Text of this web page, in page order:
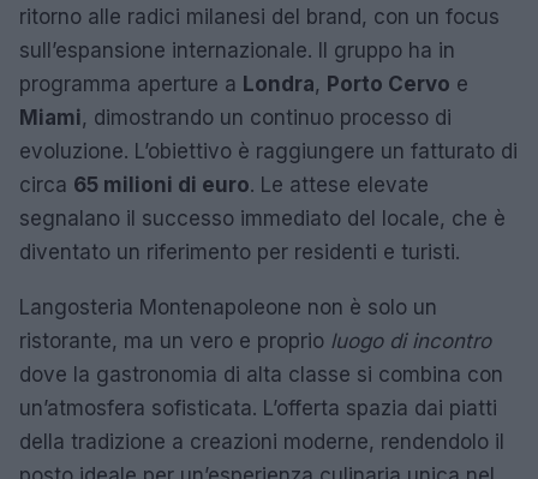
ritorno alle radici milanesi del brand, con un focus
sull’espansione internazionale. Il gruppo ha in
programma aperture a Londra, Porto Cervo e
Miami, dimostrando un continuo processo di
evoluzione. L’obiettivo è raggiungere un fatturato di
circa 65 milioni di euro. Le attese elevate
segnalano il successo immediato del locale, che è
diventato un riferimento per residenti e turisti.
Langosteria Montenapoleone non è solo un
ristorante, ma un vero e proprio luogo di incontro
dove la gastronomia di alta classe si combina con
un’atmosfera sofisticata. L’offerta spazia dai piatti
della tradizione a creazioni moderne, rendendolo il